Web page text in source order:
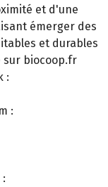
et d'une
émerger des
et durables
sur biocoop.fr
:
: